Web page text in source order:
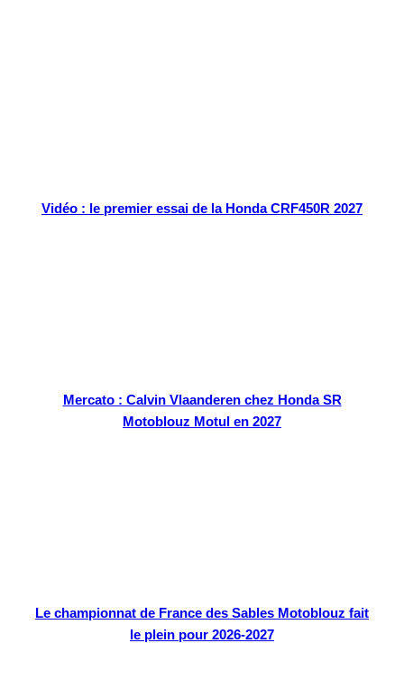
Vidéo : le premier essai de la Honda CRF450R 2027
Mercato : Calvin Vlaanderen chez Honda SR
Motoblouz Motul en 2027
Le championnat de France des Sables Motoblouz fait
le plein pour 2026-2027